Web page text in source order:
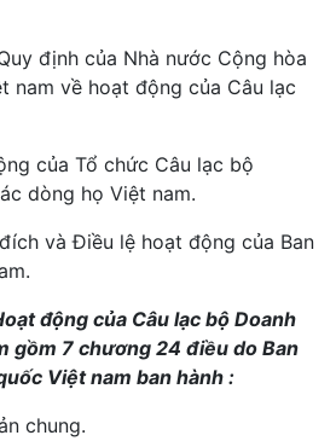
định của Nhà nước Cộng hòa
nam về hoạt động của Câu lạc
của Tổ chức Câu lạc bộ
dòng họ Việt nam.
và Điều lệ hoạt động của Ban
động của Câu lạc bộ Doanh
gồm 7 chương 24 điều do Ban
Việt nam ban hành :
chung.